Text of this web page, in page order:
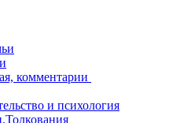
комментарии
и психология